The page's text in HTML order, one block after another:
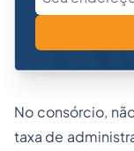
No consórcio,
taxa de